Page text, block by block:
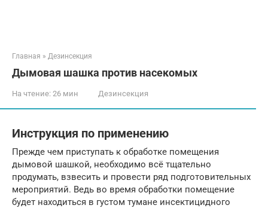
Главная » Дезинсекция
Дымовая шашка против насекомых
На чтение: 26 мин Дезинсекция
Инструкция по применению
Прежде чем приступать к обработке помещения
дымовой шашкой, необходимо всё тщательно
продумать, взвесить и провести ряд подготовительных
мероприятий. Ведь во время обработки помещение
будет находиться в густом тумане инсектицидного